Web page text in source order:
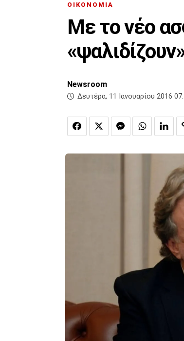
ΟΙΚΟΝΟΜΙΑ
Με το νέο
Newsroom
Δευτέρα, 11 Ιανουαρίου 2016